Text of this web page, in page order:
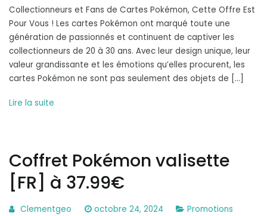
Pokémon
Collection
Ultra
Premium
Terapagos-
ex
Collectionneurs et Fans de Cartes Pokémon, Cette Offre Est
Pour Vous ! Les cartes Pokémon ont marqué toute une
génération de passionnés et continuent de captiver les
collectionneurs de 20 à 30 ans. Avec leur design unique, leur
valeur grandissante et les émotions qu’elles procurent, les
cartes Pokémon ne sont pas seulement des objets de […]
Lire la suite
Coffret Pokémon valisette
[FR] à 37.99€
Clementgeo octobre 24, 2024
Promotions